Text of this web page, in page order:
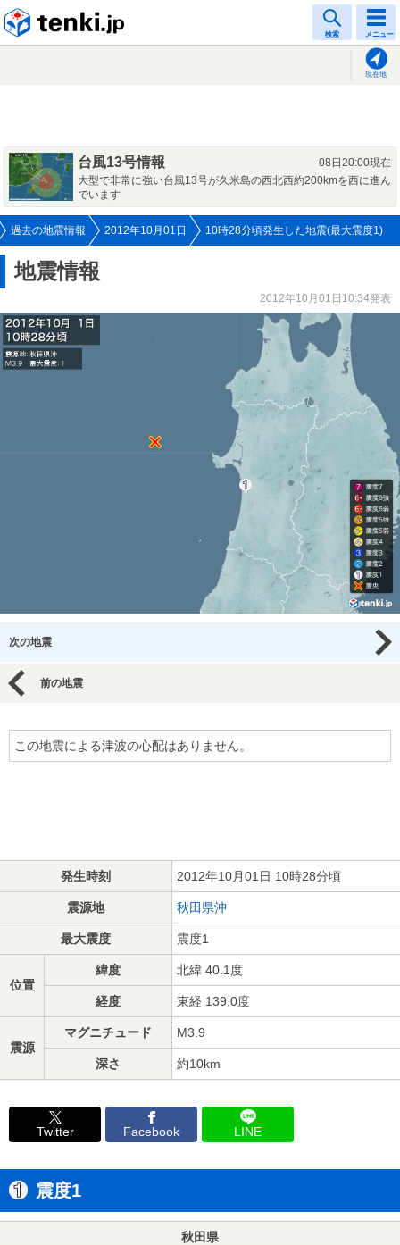
検索 メニュー
現在地
台風13号情報
08日20:00現在
大型で非常に強い台風13号が久米島の西北西約200kmを西に進ん
でいます
過去の地震情報 2012年10月01日 10時28分頃発生した地震(最大震度1)
地震情報
2012年10月01日10:34発表
次の地震
前の地震
この地震による津波の心配はありません。
発生時刻 2012年10月01日 10時28分頃
震源地 秋田県沖
最大震度 震度1
位置
緯度 北緯 40.1度
経度 東経 139.0度
震源
マグニチュード M3.9
深さ 約10km
Twitter Facebook LINE
震度1
秋田県